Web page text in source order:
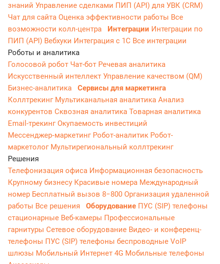
знаний Управление сделками ПИП (API) для УВК (CRM)
Чат для сайта Оценка эффективности работы Все
возможности колл-центра
Интеграции Интеграции по
ПИП (API) Вебхуки Интеграция с 1С Все интеграции
Роботы и аналитика
Голосовой робот Чат-бот Речевая аналитика
Искусственный интеллект Управление качеством (QM)
Бизнес-аналитика
Сервисы для маркетинга
Коллтрекинг Мультиканальная аналитика Анализ
конкурентов Сквозная аналитика Товарная аналитика
Email-трекингОкупаемость инвестиций
Мессенджер‑маркетинг Робот-аналитик Робот-
маркетолог Мультирегиональный коллтрекинг
Решения
Телефонизация офиса Информационная безопасность
Крупному бизнесу Красивые номера Международный
номер Бесплатный вызов 8−800 Организация удаленной
работы Все решения Оборудование ПУС (SIP) телефоны
стационарные Веб-камеры Профессиональные
гарнитуры Сетевое оборудование Видео- и конференц-
телефоны ПУС (SIP) телефоны беспроводные VoIP
шлюзы Мобильный Интернет 4G Мобильные телефоны